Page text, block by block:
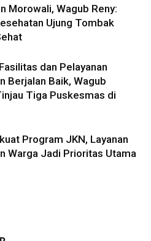
Morowali, Wagub Reny:
Ujung Tombak
dan Pelayanan
Berjalan Baik, Wagub
Tiga Puskesmas di
Program JKN, Layanan
Warga Jadi Prioritas Utama